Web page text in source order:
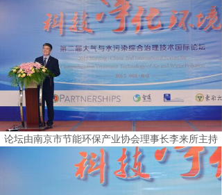
论坛由南京市节能环保产业协会理事长李来所主持